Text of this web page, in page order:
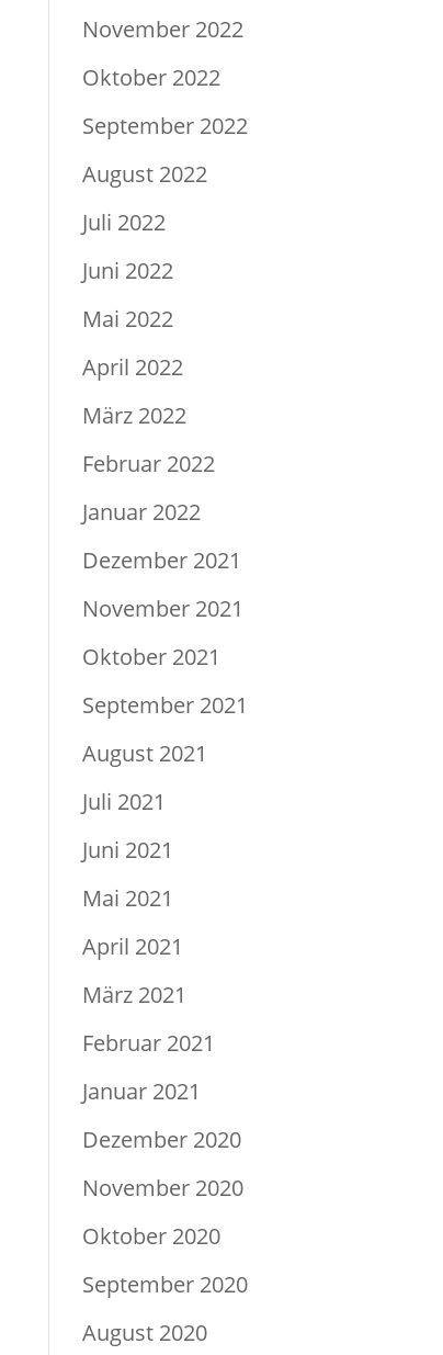
November 2022
Oktober 2022
September 2022
August 2022
Juli 2022
Juni 2022
Mai 2022
April 2022
März 2022
Februar 2022
Januar 2022
Dezember 2021
November 2021
Oktober 2021
September 2021
August 2021
Juli 2021
Juni 2021
Mai 2021
April 2021
März 2021
Februar 2021
Januar 2021
Dezember 2020
November 2020
Oktober 2020
September 2020
August 2020